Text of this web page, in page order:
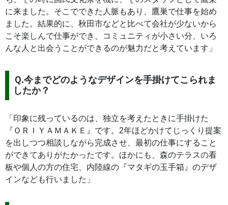
に来ました。そこでできた人脈もあり、鷹巣で仕事を始め
ました。結果的に、秋田市などと比べて会社が少ないから
こそ楽しんで仕事ができ、コミュニティが小さい分、いろ
んな人と出会うことができるのが魅力だと考えています」
Ｑ.今までどのようなデザインを手掛けてこられま
したか？
「印象に残っているのは、独立を考えたときに手掛けた
『ＯＲＩＹＡＭＡＫＥ』です。2年ほどかけてじっくり提案
を出しつつ相談しながら完成させ、最初の仕事にすること
ができてありがたかったです。ほかにも、森のテラスの看
板や個人の方の住宅、内陸線の『マタギの玉手箱』のデザ
インなども行いました」